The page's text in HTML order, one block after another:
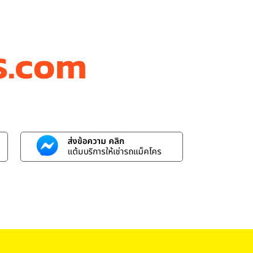
ส่งข้อความ คลิก
แต้มบริการให้เช่ารถแม็คโคร